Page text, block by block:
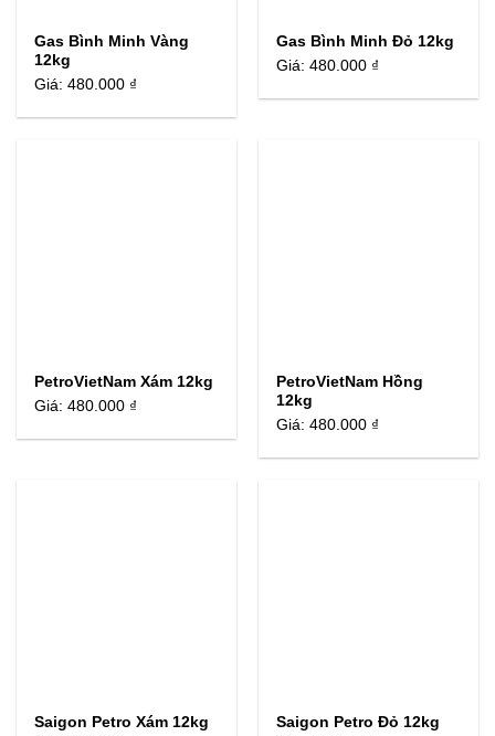
Gas Bình Minh Vàng
12kg
Giá:480.000 ₫
Gas Bình Minh Đỏ 12kg
Giá:480.000 ₫
PetroVietNam Xám 12kg
Giá:480.000 ₫
PetroVietNam Hồng
12kg
Giá:480.000 ₫
Saigon Petro Xám 12kg
Saigon Petro Đỏ 12kg